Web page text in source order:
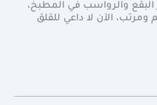
البقع والرواسب في المطبخ،
الآن لا داعي للقلق